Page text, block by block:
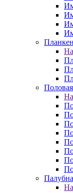
Планкен